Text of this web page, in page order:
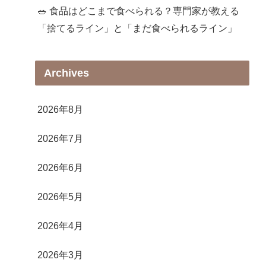
🥗 食品はどこまで食べられる？専門家が教える
「捨てるライン」と「まだ食べられるライン」
Archives
2026年8月
2026年7月
2026年6月
2026年5月
2026年4月
2026年3月